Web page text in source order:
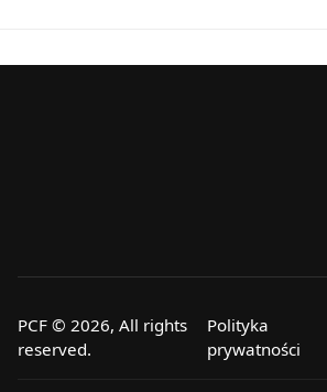
PCF © 2026, All rights
reserved.
Polityka
prywatności